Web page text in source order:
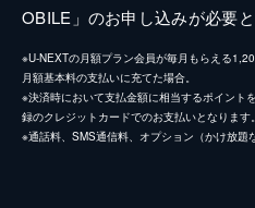
OBILE」のお申し込みが必要と
※U-NEXTの月額プラン会員が毎月もらえる
月額基本料の支払いに充てた場合。
※決済時において支払金額に相当するポイント
録のクレジットカードでのお支払いとなります。
※通話料、SMS通信料、オプション（かけ放題